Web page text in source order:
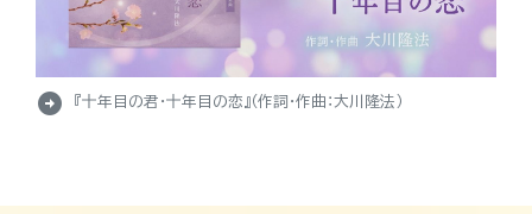
arrow_circle_right 『十年目の君・十年目の恋』（作詞・作曲：大川隆法）